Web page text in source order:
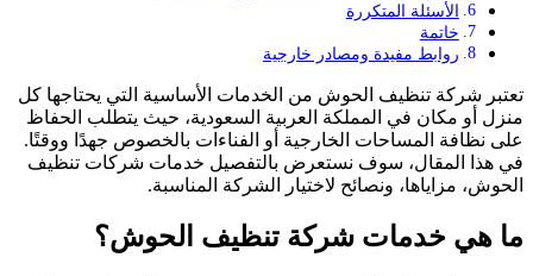
الأسئلة المتكررة
خاتمة
روابط مفيدة ومصادر خارجية
تعتبر شركة تنظيف الحوش من الخدمات الأساسية التي يحتاجها كل
منزل أو مكان في المملكة العربية السعودية، حيث يتطلب الحفاظ
على نظافة المساحات الخارجية أو الفناءات بالخصوص جهدًا ووقتًا.
في هذا المقال، سوف نستعرض بالتفصيل خدمات شركات تنظيف
الحوش، مزاياها، ونصائح لاختيار الشركة المناسبة.
ما هي خدمات شركة تنظيف الحوش؟